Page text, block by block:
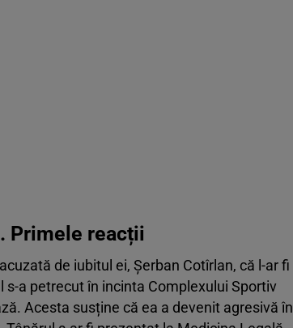
Primele reacții
de iubitul ei, Șerban Cotîrlan, că l-ar fi
a petrecut în incinta Complexului Sportiv
Acesta susține că ea a devenit agresivă în